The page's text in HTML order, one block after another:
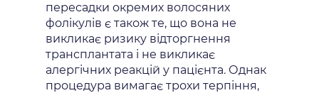
пересадки окремих волосяних
фолікулів є також те, що вона не
викликає ризику відторгнення
трансплантата і не викликає
алергічних реакцій у пацієнта. Однак
процедура вимагає трохи терпіння,